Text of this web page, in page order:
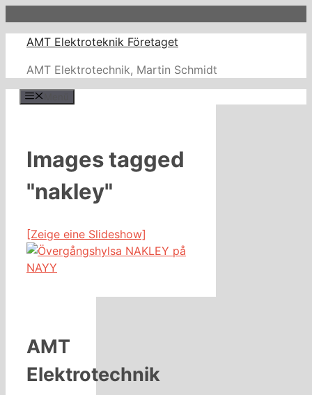
Inhalt
springen
AMT Elektroteknik Företaget
AMT Elektrotechnik, Martin Schmidt
Images tagged
"nakley"
[Zeige eine Slideshow]
AMT
Elektrotechnik